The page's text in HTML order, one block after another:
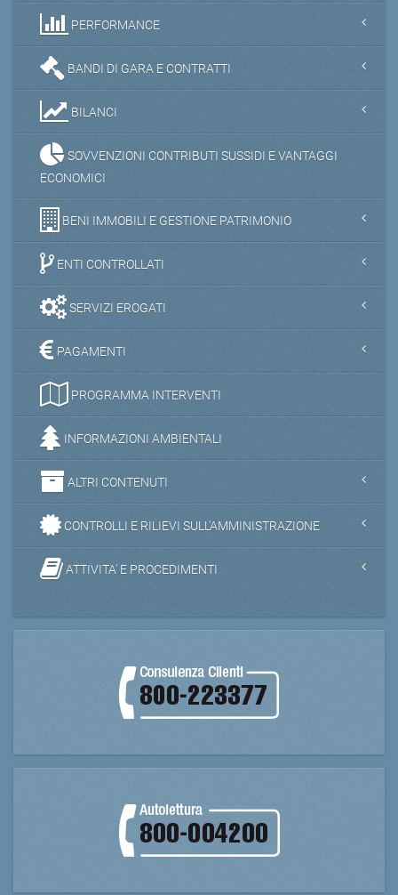
PERFORMANCE
BANDI DI GARA E CONTRATTI
BILANCI
SOVVENZIONI CONTRIBUTI SUSSIDI E VANTAGGI
ECONOMICI
BENI IMMOBILI E GESTIONE PATRIMONIO
ENTI CONTROLLATI
SERVIZI EROGATI
PAGAMENTI
PROGRAMMA INTERVENTI
INFORMAZIONI AMBIENTALI
ALTRI CONTENUTI
CONTROLLI E RILIEVI SULL'AMMINISTRAZIONE
ATTIVITA' E PROCEDIMENTI